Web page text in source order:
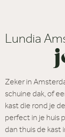
Lundia
Zeker in
schuine dak, of
kast die rond je
perfect in je huis
dan thuis de kast